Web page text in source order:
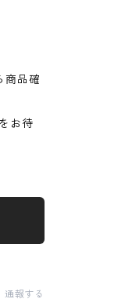
商品確
お待
通報する